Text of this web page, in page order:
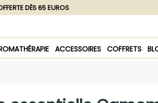
DÈS 65 EUROS
ACCESSOIRES COFFRETS